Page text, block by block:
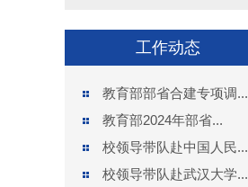
工作动态
教育部部省合建专项调...
教育部2024年部省...
校领导带队赴中国人民...
校领导带队赴武汉大学...